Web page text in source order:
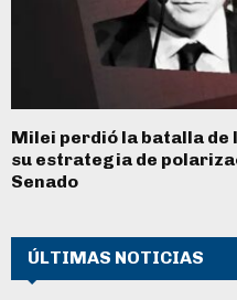
Milei perdió la batalla de
su estrategia de
Senado
ÚLTIMAS NOTICIAS